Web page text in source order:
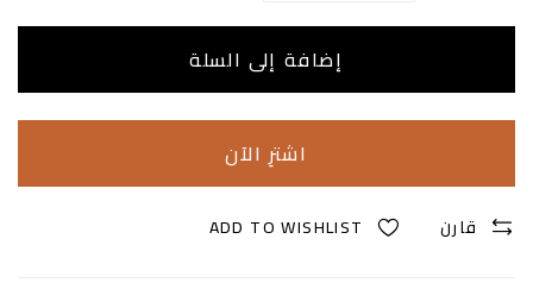
إضافة إلى السلة
اشترِ الآن
قارن ADD TO WISHLIST